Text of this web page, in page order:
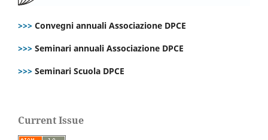
>>> Convegni annuali Associazione DPCE
>>> Seminari annuali Associazione DPCE
>>> Seminari Scuola DPCE
Current Issue